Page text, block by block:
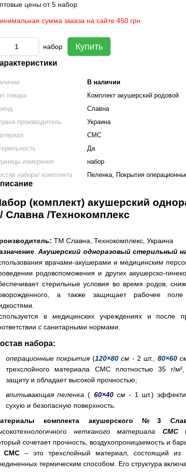
цены от 5 набор
сумма заказа на сайте 450 грн
набор Купить
В наличии
товара
Комплект акушерский родовой
Славна
производитель
Украина
СМС
Да
измерения
набор
набора/ комплекта
Пеленка, Покрытия
(комплект) акушерский
Славна /Технокомплекс
ТМ Славна, Технокомплекс, Украина
.Акушерский одноразовый стерильный
врачами-акушерами и медицинским
родовспоможения и других акушерско-
стерильные условия во время родов,
а также защищает рабочее поле
в медицинских учреждениях и после
с санитарными нормами.
набора:
операционные покрытия(120×80см - 2 шт., 80×60
трехслойного материала СМС плотностью 35 г/
защиту и обладает высокой прочностью;
впитывающая пеленка ( 60×40 см - 1 шт.)
сухую и безопасную поверхность.
комплекта акушерского №3
нетканого материала СМС
сочетает прочность, воздухопроницаемость и
– это трехслойный материал, состоящий из
термическим способом. Его структура